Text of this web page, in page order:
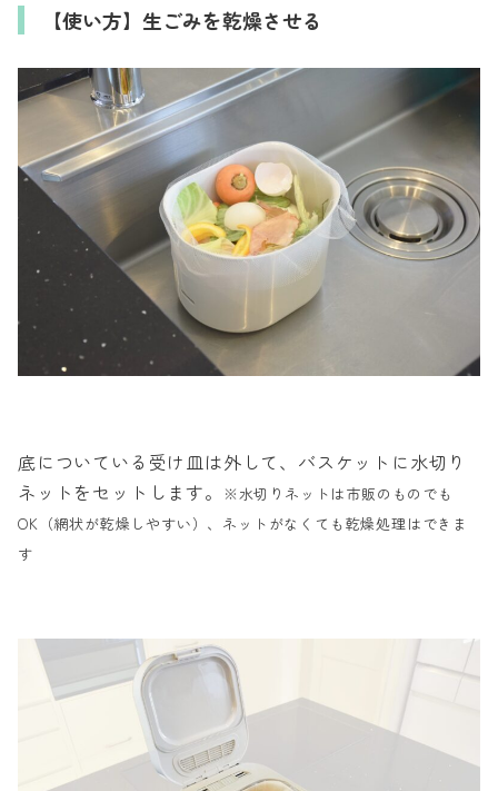
【使い方】生ごみを乾燥させる
底についている受け皿は外して、バスケットに水切り
ネットをセットします。
※水切りネットは市販のものでも
OK（網状が乾燥しやすい）、ネットがなくても乾燥処理はできま
す